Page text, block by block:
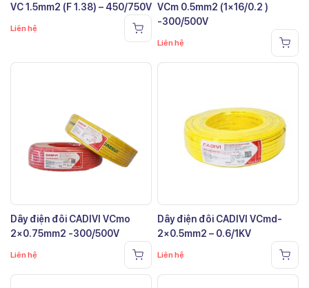
VC 1.5mm2 (F 1.38) – 450/750V
Liên hệ
VCm 0.5mm2 (1×16/0.2 )
-300/500V
Liên hệ
Dây điện đôi CADIVI VCmo
2×0.75mm2 -300/500V
Liên hệ
Dây điện đôi CADIVI VCmd-
2×0.5mm2 – 0.6/1KV
Liên hệ